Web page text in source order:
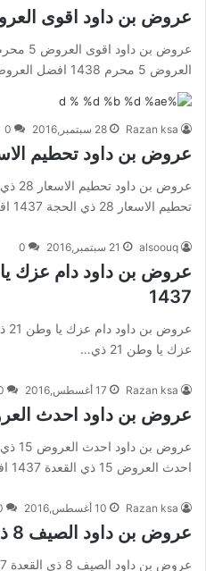
عروض بن داود اقوى العروض 5 محرم
العروض 5 محرم 1438 افضل العروض الاسبوعية المميزه…
Razan ksa 28 سبتمبر,2016 0
عروض بن داود تحطيم الاسعار 28 ذي
تحطيم الاسعار 28 ذي الحجة 1437 اقوى العروض…
alsoouq 21 سبتمبر,2016 0
1437
عزك يا وطن 21 ذي…
Razan ksa 17 أغسطس,2016
عروض بن داود احدث العروض 15 ذي
احدث العروض 15 ذي القعدة 1437 افضل العروض…
Razan ksa 10 أغسطس,2016
عروض بن داود الصيف 8 ذي القعدة 1437